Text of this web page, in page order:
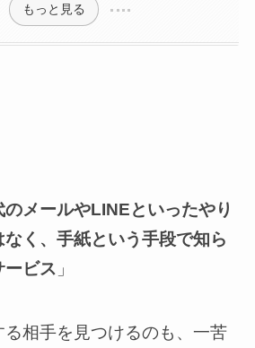
もっと見る
のメールやLINEといったやり
なく、手紙という手段で知ら
ービス 」
相手を見つけるのも、一苦